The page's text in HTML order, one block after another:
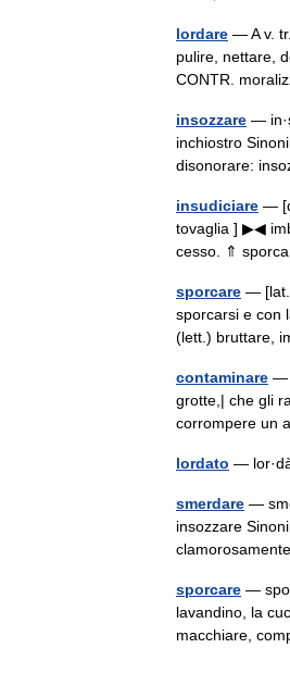
lordare — A v.
pulire, nettare,
CONTR.
insozzare —
inchiostro
disonorare:
insudiciare —
tovaglia ] ▶◀
cesso. ⇑
sporcare — [lat.
sporcarsi e con
(lett.) bruttare,
contaminare —
grotte,| che gli
corrompere un
lordato —
smerdare —
insozzare
sporcare —
lavandino, la
macchiare,